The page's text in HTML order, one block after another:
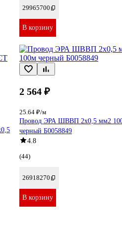
29965700
В корзину
2 564 ₽
25.64 ₽/м
Провод ЭРА ШВВП 2x0,5 мм2
черный Б0058849
4.8
(44)
26918270
В корзину